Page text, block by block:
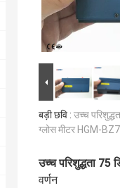
बड़ी छवि : उच्च
ग्लोस मीटर HGM-
उच्च परिशुद्धता
वर्णन